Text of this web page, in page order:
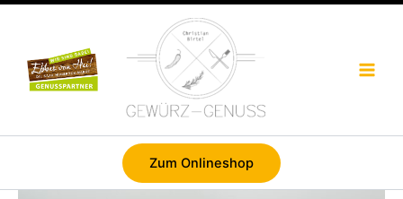
Zum Onlineshop